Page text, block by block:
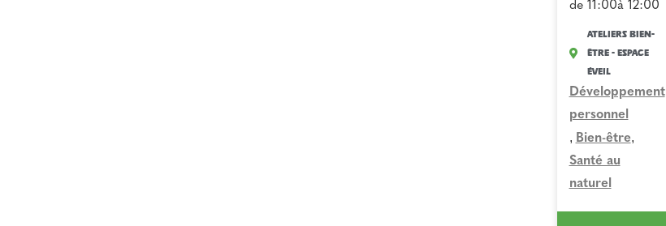
de 11:00à 12:00
Ateliers Bien-
Être - Espace
Éveil
Développement
personnel
, Bien-être,
Santé au
naturel